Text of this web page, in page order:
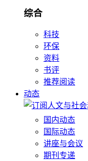
综合
科技
环保
资料
书评
推荐阅读
动态
国内动态
国际动态
讲座与会议
期刊专递